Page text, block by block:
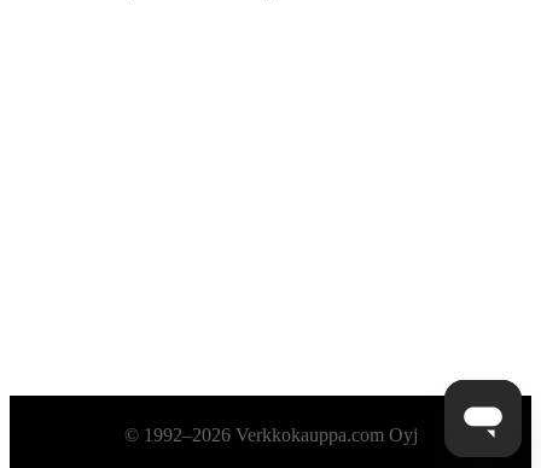
Alatunniste© 1992–2026 Verkkokauppa.com Oyj